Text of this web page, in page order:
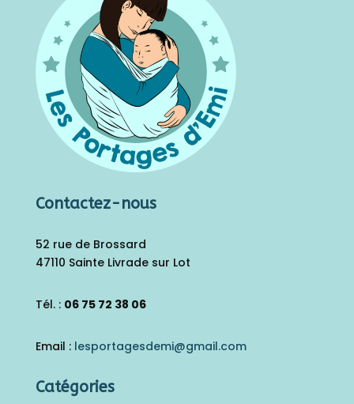
Contactez-nous
52 rue de Brossard
47110 Sainte Livrade sur Lot
Tél. : 06 75 72 38 06
Email : lesportagesdemi@gmail.com
Catégories